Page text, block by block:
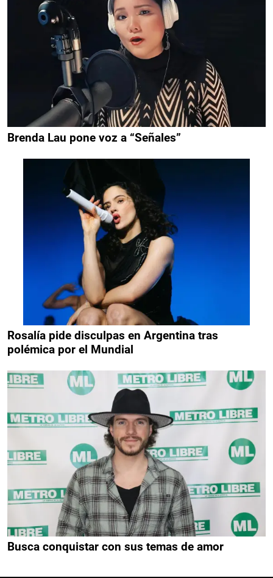
Brenda Lau pone voz a “Señales”
Rosalía pide disculpas en Argentina tras
polémica por el Mundial
Busca conquistar con sus temas de amor